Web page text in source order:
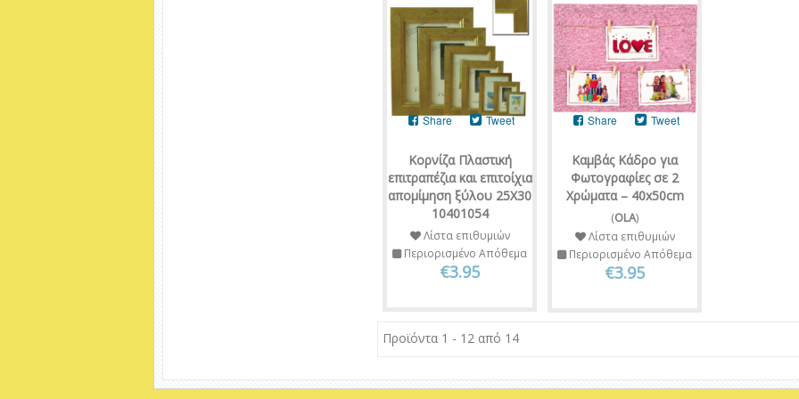
Κορνίζα Πλαστική
επιτραπέζια και επιτοίχια
απομίμηση ξύλου 25Χ30
10401054
Share Tweet
Λίστα επιθυμιών
Περιορισμένο Απόθεμα
€3.95
Καμβάς Κάδρο για
Φωτογραφίες σε 2
Χρώματα – 40x50cm
(OLA)
Share Tweet
Λίστα επιθυμιών
Περιορισμένο Απόθεμα
€3.95
Προϊόντα 1 - 12 από 14